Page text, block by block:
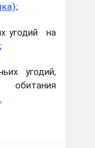
угодий на
угодий,